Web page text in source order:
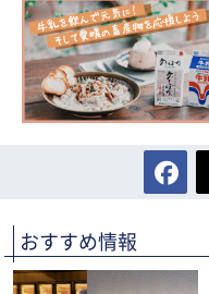
おすすめ情報